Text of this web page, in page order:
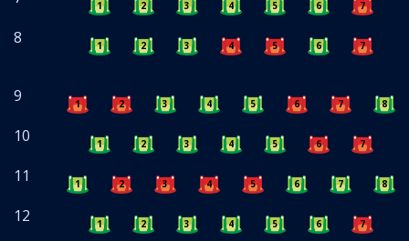
1 2 3 4 5 6 7
8 1 2 3 4 5 6 7
9 1 2 3 4 5 6 7 8
10 1 2 3 4 5 6 7
11 1 2 3 4 5 6 7 8
12 1 2 3 4 5 6 7